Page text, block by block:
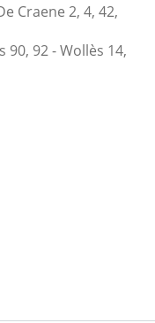
Craene 2, 4, 42,
90, 92 - Wollès 14,